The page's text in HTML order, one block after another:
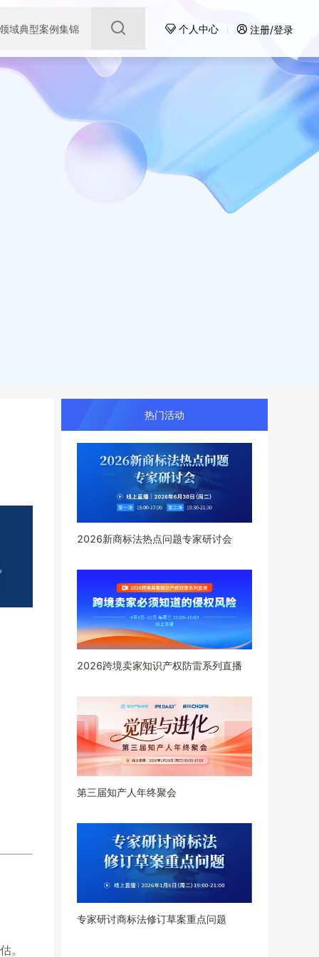
域典型案例集锦 个人中心 注册/登录
。
热门活动
2026新商标法热点问题专家研讨会
2026跨境卖家知识产权防雷系列直播
第三届知产人年终聚会
专家研讨商标法修订草案重点问题